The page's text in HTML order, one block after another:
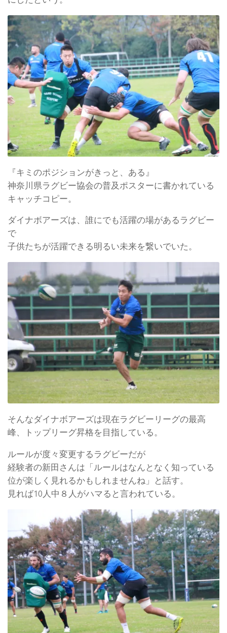
『キミのポジションがきっと、ある』
神奈川県ラグビー協会の普及ポスターに書かれている
キャッチコピー。
ダイナボアーズは、誰にでも活躍の場があるラグビー
で
子供たちが活躍できる明るい未来を繋いでいた。
そんなダイナボアーズは現在ラグビーリーグの最高
峰、トップリーグ昇格を目指している。
ルールが度々変更するラグビーだが
経験者の新田さんは「ルールはなんとなく知っている
位が楽しく見れるかもしれませんね」と話す。
見れば10人中８人がハマると言われている。